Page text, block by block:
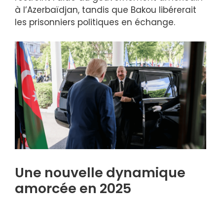
à l’Azerbaïdjan, tandis que Bakou libérerait
les prisonniers politiques en échange.
Une nouvelle dynamique
amorcée en 2025